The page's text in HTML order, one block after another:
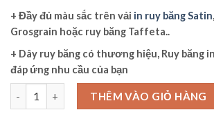
+ Đầy đủ màu sắc trên vải in ruy băng Satin
Grosgrain hoặc ruy băng Taffeta..
+ Dây ruy băng có thương hiệu, Ruy băng
đáp ứng nhu cầu của bạn
Dây ruy băng in logo theo yêu cầu số lượng
THÊM VÀO GIỎ HÀNG